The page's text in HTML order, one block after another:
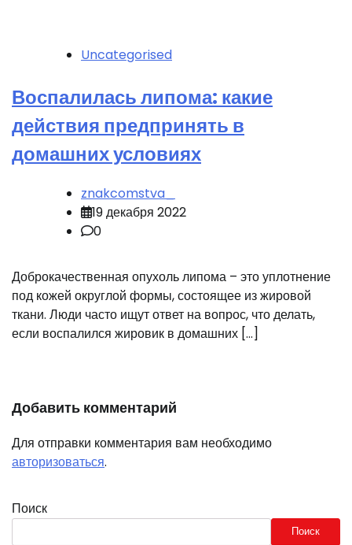
Uncategorised
Воспалилась липома: какие
действия предпринять в
домашних условиях
znakcomstva_
19 декабря 2022
0
Доброкачественная опухоль липома – это уплотнение
под кожей округлой формы, состоящее из жировой
ткани. Люди часто ищут ответ на вопрос, что делать,
если воспалился жировик в домашних […]
Добавить комментарий
Для отправки комментария вам необходимо
авторизоваться.
Поиск
Поиск